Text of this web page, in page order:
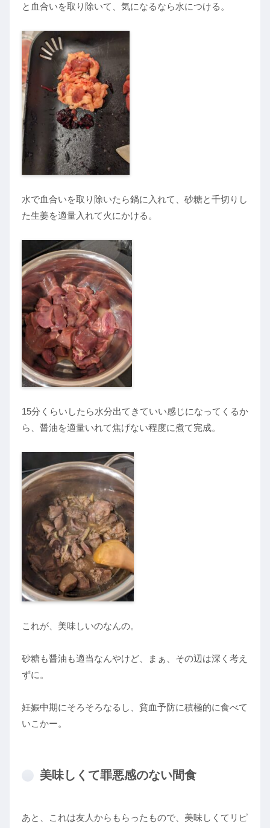
と血合いを取り除いて、気になるなら水につける。
水で血合いを取り除いたら鍋に入れて、砂糖と千切りし
た生姜を適量入れて火にかける。
15分くらいしたら水分出てきていい感じになってくるか
ら、醤油を適量いれて焦げない程度に煮て完成。
これが、美味しいのなんの。
砂糖も醤油も適当なんやけど、まぁ、その辺は深く考え
ずに。
妊娠中期にそろそろなるし、貧血予防に積極的に食べて
いこかー。
美味しくて罪悪感のない間食
あと、これは友人からもらったもので、美味しくてリピ